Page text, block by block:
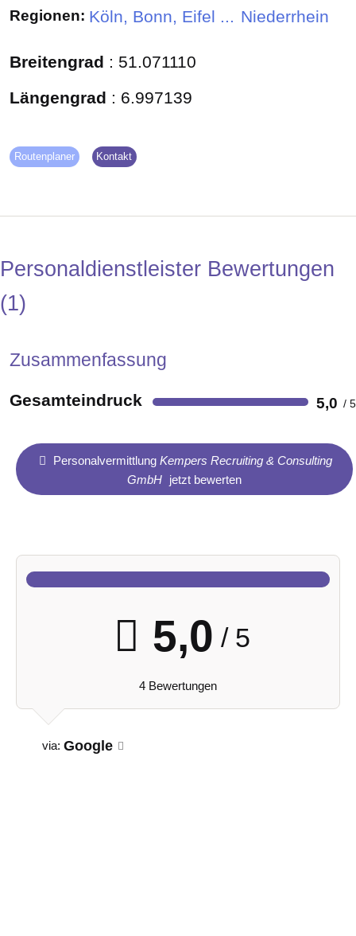
Regionen: Köln, Bonn, Eifel ... Niederrhein
Breitengrad : 51.071110
Längengrad : 6.997139
Routenplaner Kontakt
Personaldienstleister Bewertungen
1
Zusammenfassung
Gesamteindruck 5,0
Personalvermittlung Kempers Recruiting & Consulting
GmbH jetzt bewerten
5,0 / 5
4 Bewertungen
via: Google